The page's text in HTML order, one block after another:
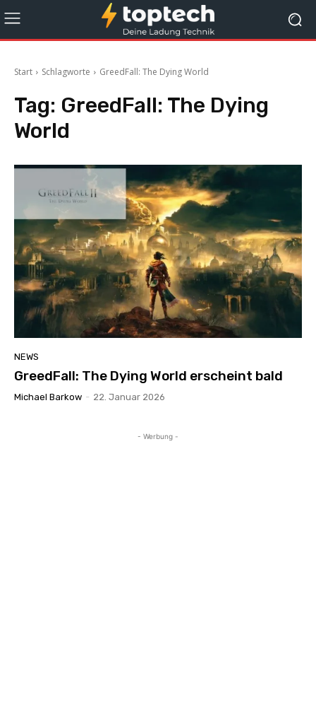
Start Schlagworte GreedFall: The Dying World
Tag: GreedFall: The Dying
World
NEWS
GreedFall: The Dying World erscheint bald
Michael Barkow - 22. Januar 2026
- Werbung -